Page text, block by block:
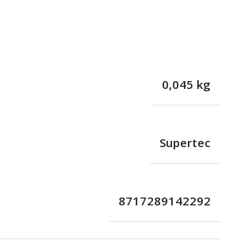
0,045 kg
Supertec
8717289142292